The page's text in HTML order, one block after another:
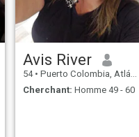
Avis River
54 • Puerto Colombia, Atlántico, Colombie
Cherchant: Homme 49 - 60